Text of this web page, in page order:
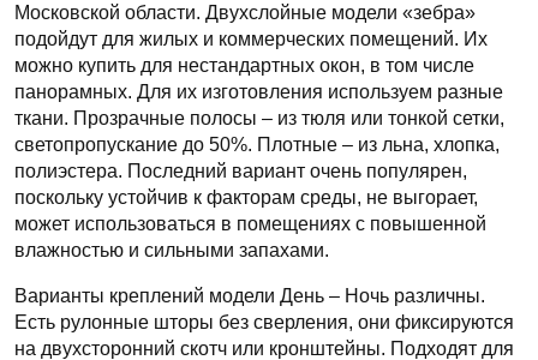
Московской области. Двухслойные модели «зебра»
подойдут для жилых и коммерческих помещений. Их
можно купить для нестандартных окон, в том числе
панорамных. Для их изготовления используем разные
ткани. Прозрачные полосы – из тюля или тонкой сетки,
светопропускание до 50%. Плотные – из льна, хлопка,
полиэстера. Последний вариант очень популярен,
поскольку устойчив к факторам среды, не выгорает,
может использоваться в помещениях с повышенной
влажностью и сильными запахами.
Варианты креплений модели День – Ночь различны.
Есть рулонные шторы без сверления, они фиксируются
на двухсторонний скотч или кронштейны. Подходят для